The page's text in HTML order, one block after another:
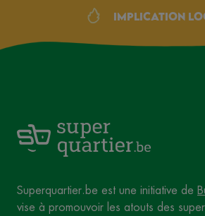
Implication
Superquartier.be est une initiative de
vise à promouvoir les atouts des